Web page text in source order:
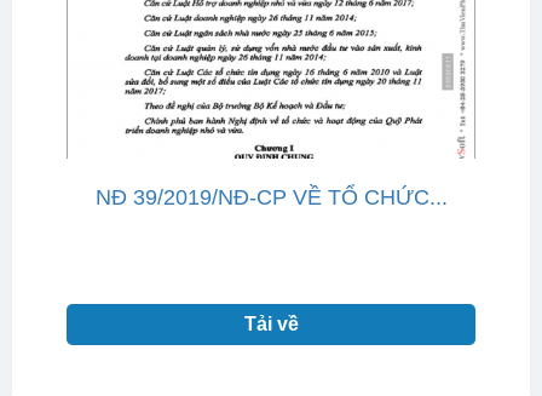
NĐ 39/2019/NĐ-CP VỀ TỔ CHỨC...
Tải về